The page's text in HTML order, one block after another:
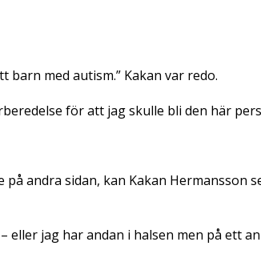
barn med autism.” Kakan var redo.
för att jag skulle bli den här
andra sidan, kan Kakan Hermansson
eller jag har andan i halsen men på ett